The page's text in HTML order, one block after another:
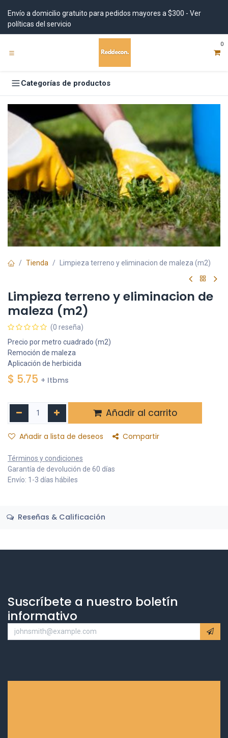
Envío a domicilio gratuito para pedidos mayores a $300 - Ver
políticas del servicio
0
Categorías de productos
Tienda Limpieza terreno y eliminacion de maleza (m2)
Limpieza terreno y eliminacion de
maleza (m2)
(0 reseña)
Precio por metro cuadrado (m2)
Remoción de maleza
Aplicación de herbicida
$ 5.75 + Itbms
Añadir al carrito
Añadir a lista de deseos Compartir
Términos y condiciones
Garantía de devolución de 60 días
Envío: 1-3 días hábiles
Reseñas & Calificación
Suscríbete a nuestro boletín
informativo